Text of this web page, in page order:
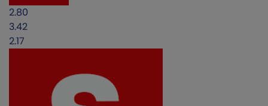
2.80
3.42
2.17